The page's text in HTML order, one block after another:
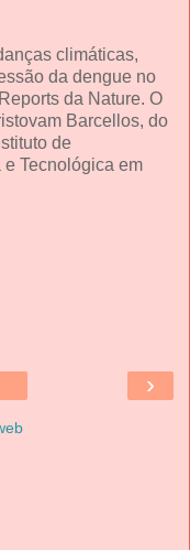
climáticas,
da dengue no
da Nature. O
Barcellos, do
de
Tecnológica em
›